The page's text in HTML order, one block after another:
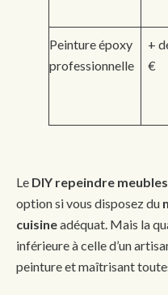
Peinture époxy
professionnelle
+
€
Le DIY repeindre
option si vous disposez du
cuisineadéquat. Mais la
inférieure à celle d’un
peinture et maîtrisant